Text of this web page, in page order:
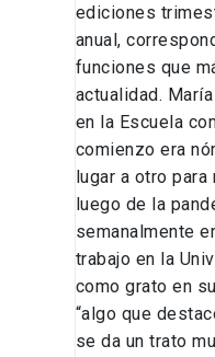
ediciones
anual,
funciones que
actualidad.
en la Escuela
comienzo era
lugar a otro
luego de la
semanalmente
trabajo en la
como grato en
“algo que
se da un trato